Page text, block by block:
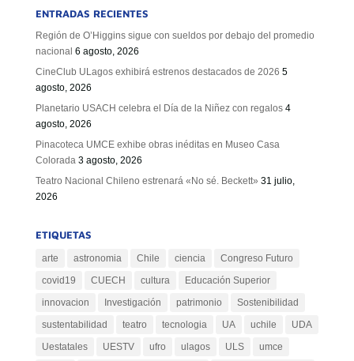
ENTRADAS RECIENTES
Región de O’Higgins sigue con sueldos por debajo del promedio
nacional 6 agosto, 2026
CineClub ULagos exhibirá estrenos destacados de 2026 5
agosto, 2026
Planetario USACH celebra el Día de la Niñez con regalos 4
agosto, 2026
Pinacoteca UMCE exhibe obras inéditas en Museo Casa
Colorada 3 agosto, 2026
Teatro Nacional Chileno estrenará «No sé. Beckett» 31 julio,
2026
ETIQUETAS
arte astronomia Chile ciencia
Congreso Futuro
covid19
CUECH cultura
Educación Superior
innovacion
Investigación patrimonio
Sostenibilidad
sustentabilidad
teatro tecnologia UA uchile
UDA
Uestatales
UESTV ufro ulagos ULS
umce